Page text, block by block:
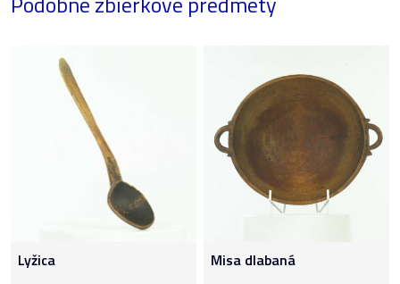
Lyžica Misa dlabaná